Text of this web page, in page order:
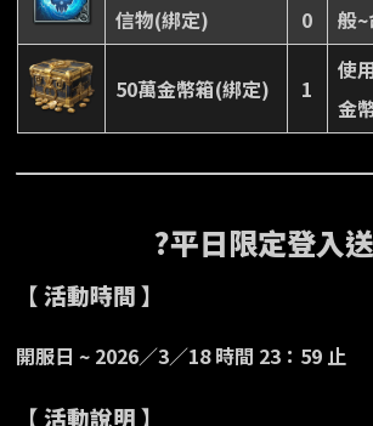
信物(綁定)
0
般~
50萬金幣箱(綁定) 1
使
金
?平日限定登入
【 活動時間 】
開服日 ~ 2026／3／18 時間 23：59 止
【 活動說明 】